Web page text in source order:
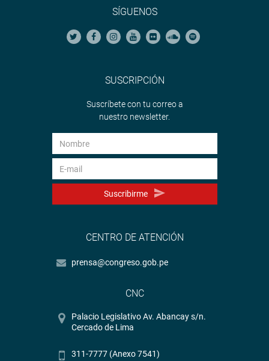
SÍGUENOS
SUSCRIPCIÓN
Suscríbete con tu correo a
nuestro newsletter.
Suscribirme
CENTRO DE ATENCIÓN
prensa@congreso.gob.pe
CNC
Palacio Legislativo Av. Abancay s/n.
Cercado de Lima
311-7777 (Anexo 7541)